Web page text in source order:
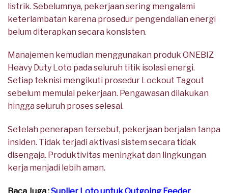
listrik. Sebelumnya, pekerjaan sering mengalami
keterlambatan karena prosedur pengendalian energi
belum diterapkan secara konsisten.
Manajemen kemudian menggunakan produk ONEBIZ
Heavy Duty Loto pada seluruh titik isolasi energi.
Setiap teknisi mengikuti prosedur Lockout Tagout
sebelum memulai pekerjaan. Pengawasan dilakukan
hingga seluruh proses selesai.
Setelah penerapan tersebut, pekerjaan berjalan tanpa
insiden. Tidak terjadi aktivasi sistem secara tidak
disengaja. Produktivitas meningkat dan lingkungan
kerja menjadi lebih aman.